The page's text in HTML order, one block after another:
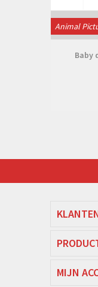
Animal
Baby
MIJN